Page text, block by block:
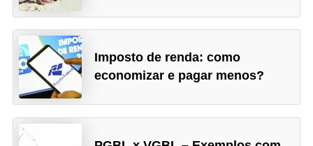
Imposto de renda: como
economizar e pagar menos?